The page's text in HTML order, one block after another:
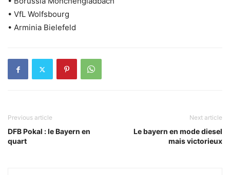
• VfL Wolfsbourg
• Arminia Bielefeld
Previous article
DFB Pokal : le Bayern en
quart
Next article
Le bayern en mode diesel
mais victorieux